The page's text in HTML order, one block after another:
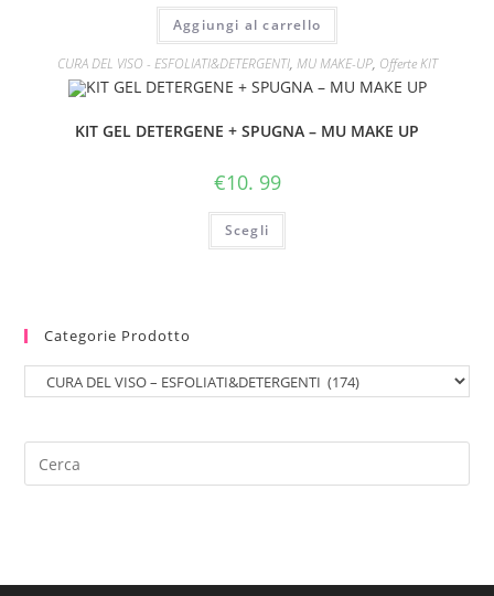
Aggiungi al carrello
CURA DEL VISO - ESFOLIATI&DETERGENTI, MU MAKE-UP, Offerte KIT
KIT GEL DETERGENE + SPUGNA – MU MAKE UP
€10. 99
Scegli
Categorie Prodotto